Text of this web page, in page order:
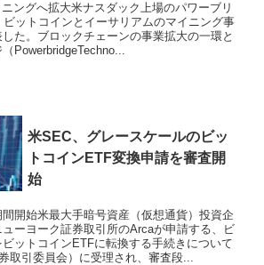
ングへ拡大米ナスダック上場のパワーブリ
ビットコインとイーサリアムのマイニング事
た。ブロックチェーンの事業拡大の一環と
PowerbridgeTechno...
米SEC、グレースケールのビッ
トコインETF変換申請を審査開
始
開始米最大手暗号資産（仮想通貨）投資企
ーヨーク証券取引所のArcaが申請する、ビ
ットコインETFに転換する手続きについて
取引委員会）に受理され、審査段...